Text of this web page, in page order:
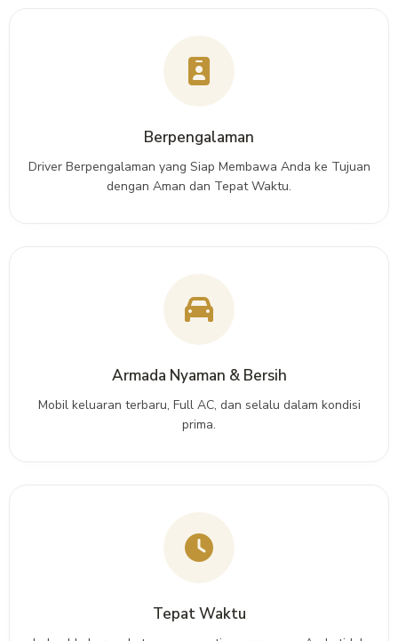
Berpengalaman
Driver Berpengalaman yang Siap Membawa Anda ke Tujuan
dengan Aman dan Tepat Waktu.
Armada Nyaman & Bersih
Mobil keluaran terbaru, Full AC, dan selalu dalam kondisi
prima.
Tepat Waktu